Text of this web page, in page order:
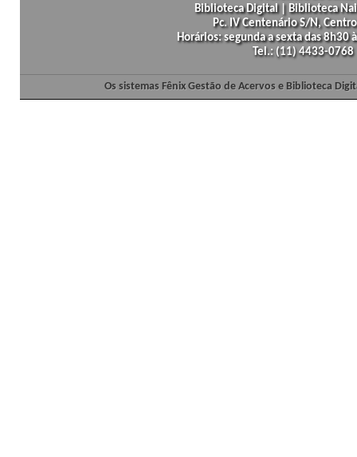
Biblioteca Digital | Biblioteca
Pc. IV Centenário S/N,
Horários: segunda a sexta das
Tel.: (11) 4433-
Os sistemas Fênix Gestão de Acervos e Biblioteca